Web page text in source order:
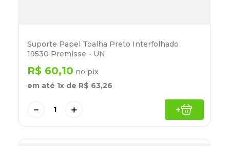
Suporte Papel Toalha Preto Interfolhado
19530 Premisse - UN
R$ 60,10 no pix
em até 1x de R$ 63,26
＋
－ +